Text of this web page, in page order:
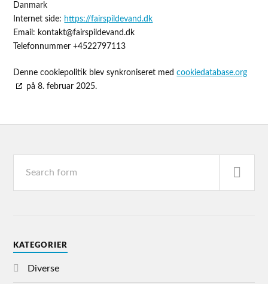
Danmark
Internet side: https://fairspildevand.dk
Email: kontakt@fairspildevand.dk
Telefonnummer +4522797113
Denne cookiepolitik blev synkroniseret medcookiedatabase.org
på 8. februar 2025.
KATEGORIER
Diverse